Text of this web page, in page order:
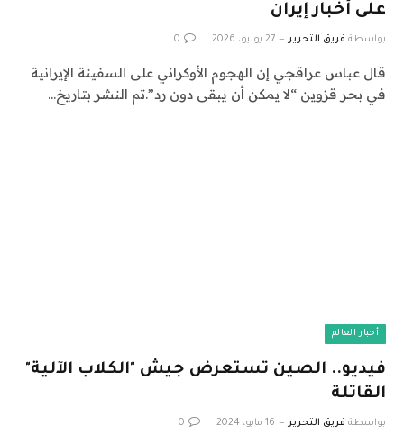
على أخبار إيران
بواسطة فريق التحرير 27 يوليو، 2026 0
قال عباس عراقجي إن الهجوم الأوكراني على السفينة الإيرانية
في بحر قزوين “لا يمكن أن يبقى دون رد”.تم النشر بتاريخ…
أخبار العالم
فيديو.. الصين تستعرض جيش "الكلاب الآلية"
القاتلة
بواسطة فريق التحرير 16 مايو، 2024 0